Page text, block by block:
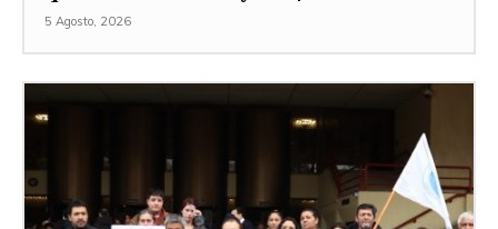
5 Agosto, 2026